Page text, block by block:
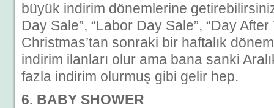
büyük indirim dönemlerine
Day Sale”, “Labor Day Sale”, “Day
Christmas’tan sonraki bir haftalık
indirim ilanları olur ama bana sanki
fazla indirim olurmuş gibi gelir hep.
6. BABY SHOWER